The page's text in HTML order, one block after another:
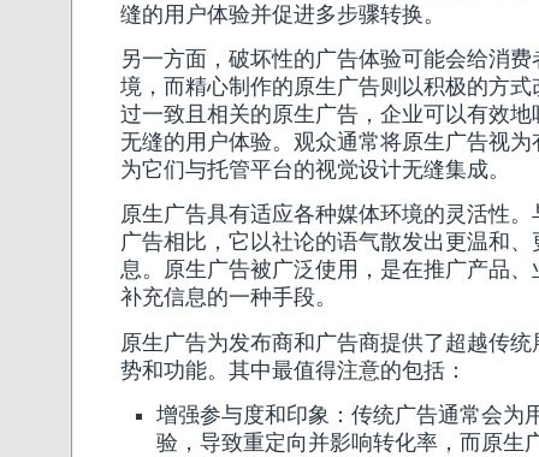
缝的用户体验并促进多步骤转换。
另一方面，破坏性的广告体验可能会给消
境，而精心制作的原生广告则以积极的方
过一致且相关的原生广告，企业可以有效
无缝的用户体验。观众通常将原生广告视
为它们与托管平台的视觉设计无缝集成。
原生广告具有适应各种媒体环境的灵活性
广告相比，它以社论的语气散发出更温和
息。原生广告被广泛使用，是在推广产品
补充信息的一种手段。
原生广告为发布商和广告商提供了超越传
势和功能。其中最值得注意的包括：
增强参与度和印象：传统广告通常会为
验，导致重定向并影响转化率，而原生